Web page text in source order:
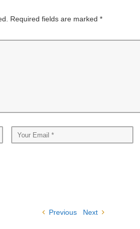
Required fields are marked *
Previous Next